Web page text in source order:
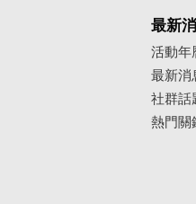
最新
活動年
最新消
社群話
熱門關